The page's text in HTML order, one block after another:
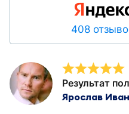
408
Результат
Ярослав